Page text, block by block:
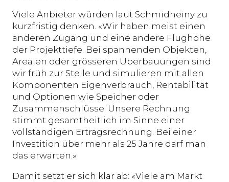
Viele Anbieter würden laut Schmidheiny zu
kurzfristig denken. «Wir haben meist einen
anderen Zugang und eine andere Flughöhe
der Projekttiefe. Bei spannenden Objekten,
Arealen oder grösseren Überbauungen sind
wir früh zur Stelle und simulieren mit allen
Komponenten Eigenverbrauch, Rentabilität
und Optionen wie Speicher oder
Zusammenschlüsse. Unsere Rechnung
stimmt gesamtheitlich im Sinne einer
vollständigen Ertragsrechnung. Bei einer
Investition über mehr als 25 Jahre darf man
das erwarten.»
Damit setzt er sich klar ab: «Viele am Markt